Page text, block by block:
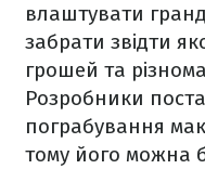
влаштувати
забрати звідти
грошей та
Розробники
пограбування
тому його можна